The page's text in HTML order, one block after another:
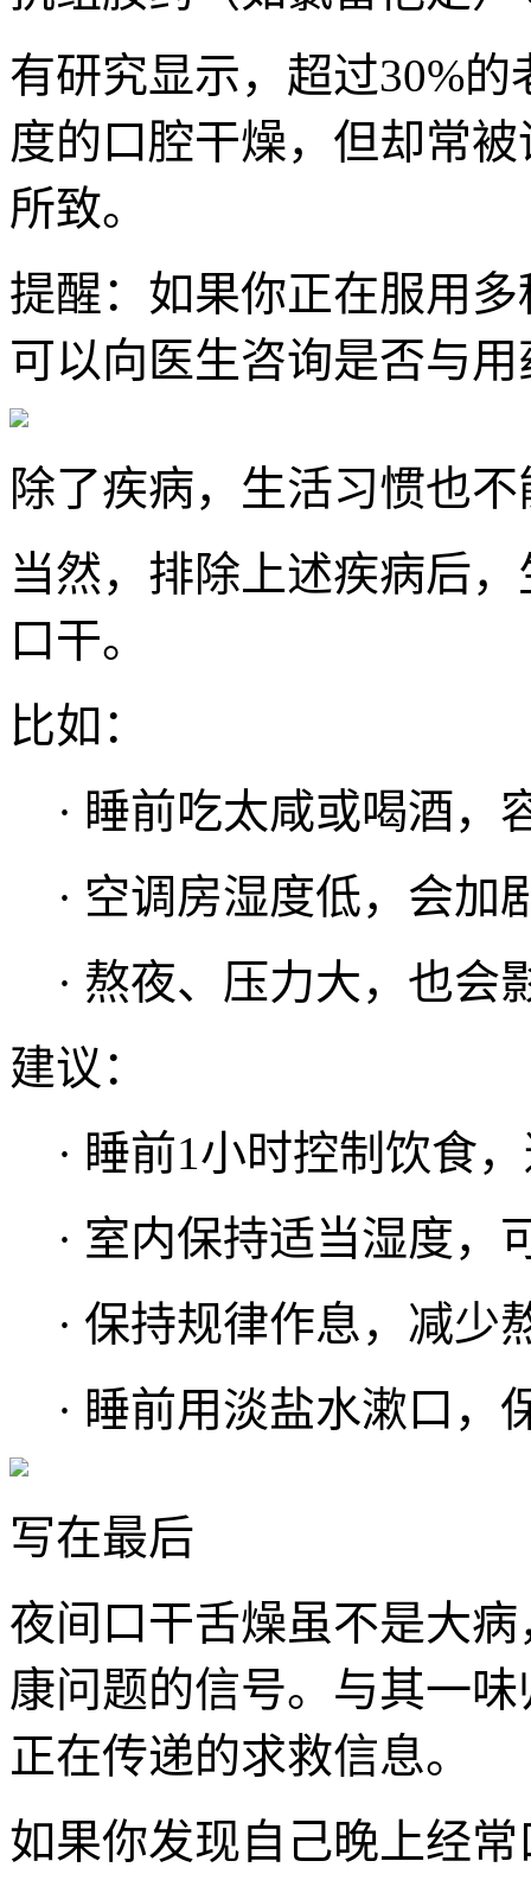
有研究显示，超过30%
度的口腔干燥，但却常
所致。
提醒：如果你正在服用
可以向医生咨询是否与
除了疾病，生活习惯也
当然，排除上述疾病后
口干。
比如：
· 睡前吃太咸或喝酒，
· 空调房湿度低，会加
· 熬夜、压力大，也会
建议：
· 睡前1小时控制饮食
· 室内保持适当湿度，
· 保持规律作息，减少
· 睡前用淡盐水漱口，
写在最后
夜间口干舌燥虽不是大
康问题的信号。与其一
正在传递的求救信息。
如果你发现自己晚上经